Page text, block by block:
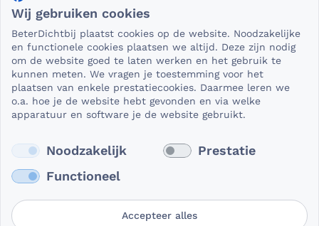
essentieel dat die beveiligd worden uitgewisseld. En dat
die gegevens niet in verkeerde handen vallen. Daar kun je
op rekenen bij BeterDichtbij.
Lees verder
Wij gebruiken cookies
BeterDichtbij plaatst cookies op de website. Noodzakelijke
en functionele cookies plaatsen we altijd. Deze zijn nodig
om de website goed te laten werken en het gebruik te
kunnen meten. We vragen je toestemming voor het
plaatsen van enkele prestatiecookies. Daarmee leren we
o.a. hoe je de website hebt gevonden en via welke
apparatuur en software je de website gebruikt.
Noodzakelijk
Prestatie
Functioneel
Accepteer alles